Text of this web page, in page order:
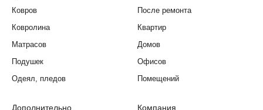
Ковров
Ковролина
Матрасов
Подушек
Одеял, пледов
После ремонта
Квартир
Домов
Офисов
Помещений
Дополнительно Компания